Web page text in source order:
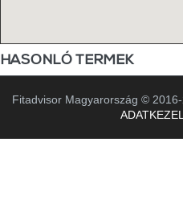
HASONLÓ TERMEK
Fitadvisor Magyarország ©